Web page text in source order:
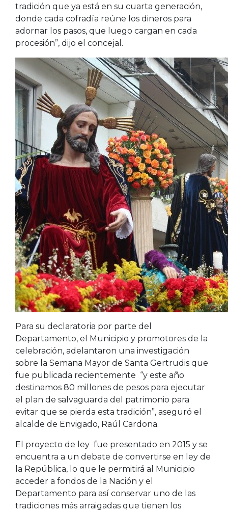
tradición que ya está en su cuarta generación,
donde cada cofradía reúne los dineros para
adornar los pasos, que luego cargan en cada
procesión”, dijo el concejal.
Para su declaratoria por parte del
Departamento, el Municipio y promotores de la
celebración, adelantaron una investigación
sobre la Semana Mayor de Santa Gertrudis que
fue publicada recientemente “y este año
destinamos 80 millones de pesos para ejecutar
el plan de salvaguarda del patrimonio para
evitar que se pierda esta tradición”, aseguró el
alcalde de Envigado, Raúl Cardona.
El proyecto de ley fue presentado en 2015 y se
encuentra a un debate de convertirse en ley de
la República, lo que le permitirá al Municipio
acceder a fondos de la Nación y el
Departamento para así conservar uno de las
tradiciones más arraigadas que tienen los